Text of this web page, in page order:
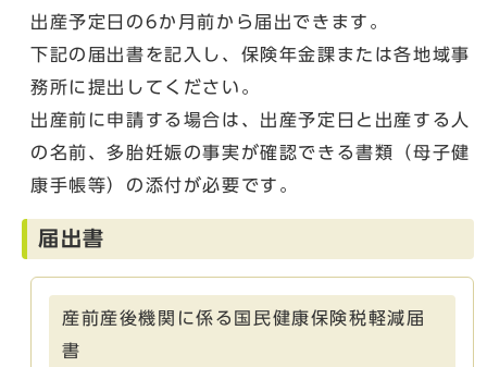
出産予定日の6か月前から届出できます。
下記の届出書を記入し、保険年金課または各地域事
務所に提出してください。
出産前に申請する場合は、出産予定日と出産する人
の名前、多胎妊娠の事実が確認できる書類（母子健
康手帳等）の添付が必要です。
届出書
産前産後機関に係る国民健康保険税軽減届
書